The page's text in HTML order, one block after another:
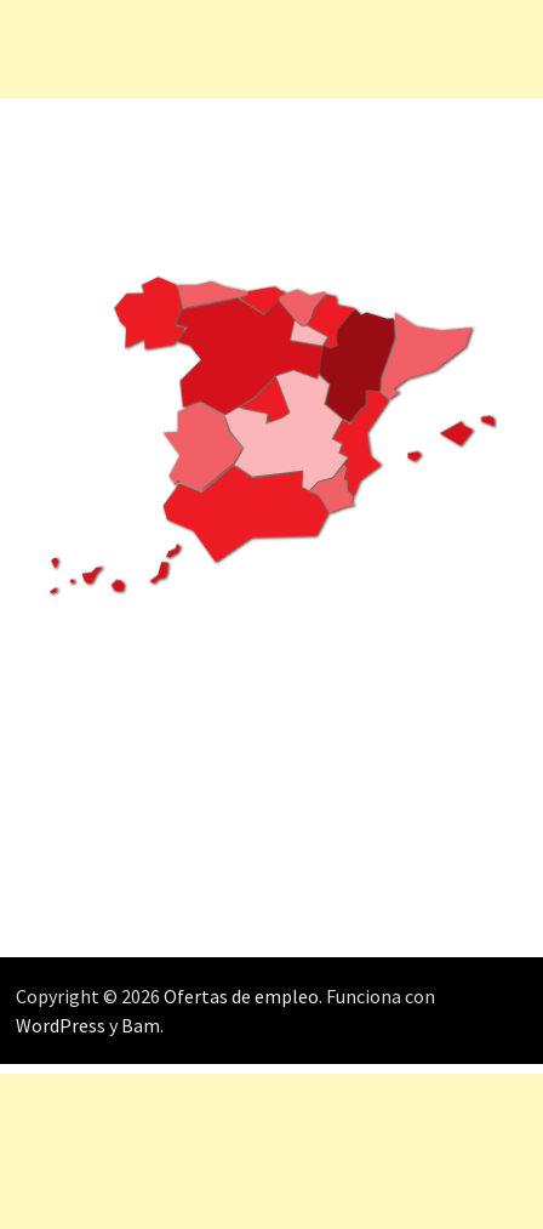
Copyright © 2026 Ofertas de empleo. Funciona con
WordPress yBam.